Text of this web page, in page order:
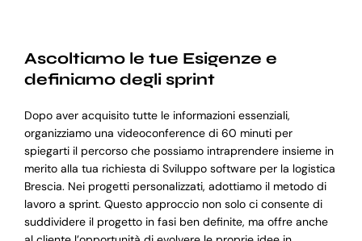
Ascoltiamo le tue Esigenze e
definiamo degli sprint
Dopo aver acquisito tutte le informazioni essenziali,
organizziamo una videoconference di 60 minuti per
spiegarti il percorso che possiamo intraprendere insieme in
merito alla tua richiesta di Sviluppo software per la logistica
Brescia. Nei progetti personalizzati, adottiamo il metodo di
lavoro a sprint. Questo approccio non solo ci consente di
suddividere il progetto in fasi ben definite, ma offre anche